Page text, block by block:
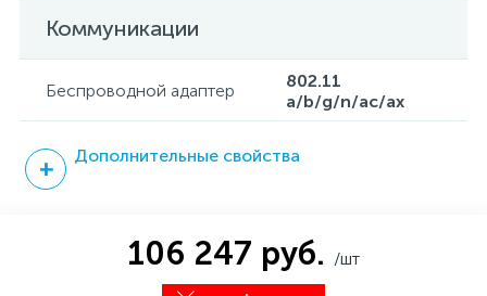
Коммуникации
Беспроводной адаптер
802.11
a/b/g/n/ac/ax
Дополнительные свойства
106 247 руб. /шт